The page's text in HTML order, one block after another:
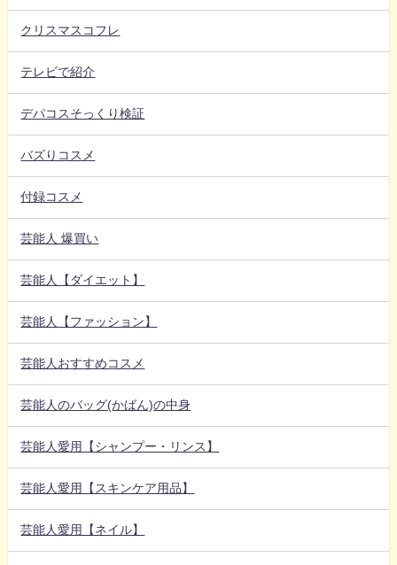
クリスマスコフレ
テレビで紹介
デパコスそっくり検証
バズりコスメ
付録コスメ
芸能人 爆買い
芸能人【ダイエット】
芸能人【ファッション】
芸能人おすすめコスメ
芸能人のバッグ(かばん)の中身
芸能人愛用【シャンプー・リンス】
芸能人愛用【スキンケア用品】
芸能人愛用【ネイル】